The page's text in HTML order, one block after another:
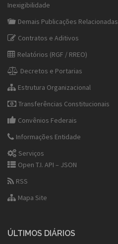
Inexigibilidade
Demais Publicações Relacionadas
Contratos e Aditivos
Relatórios (RGF / RREO)
Decretos e Portarias
Estrutura Organizacional
Transferências Constitucionais
Convênios Federais
Informações Entidade
Serviços
Open T.I. API – JSON
RSS
Mapa Site
ÚLTIMOS DIÁRIOS